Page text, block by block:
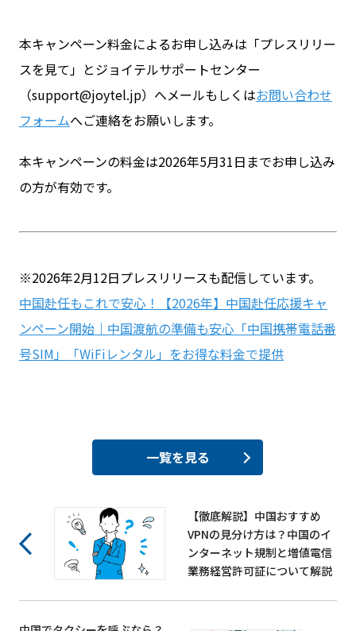
本キャンペーン料金によるお申し込みは「プレスリリー
スを見て」とジョイテルサポートセンター
（support@joytel.jp）へメールもしくはお問い合わせ
フォームへご連絡をお願いします。
本キャンペーンの料金は2026年5月31日までお申し込み
の方が有効です。
※2026年2月12日プレスリリースも配信しています。
中国赴任もこれで安心！【2026年】中国赴任応援キャ
ンペーン開始｜中国渡航の準備も安心「中国携帯電話番
号SIM」「WiFiレンタル」をお得な料金で提供
一覧を見る
【徹底解説】中国おすすめ
VPNの見分け方は？中国のイ
ンターネット規制と増値電信
業務経営許可証について解説